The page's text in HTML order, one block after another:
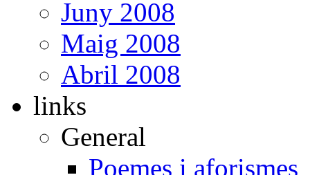
Juny 2008
Maig 2008
Abril 2008
links
General
Poemes i aforismes